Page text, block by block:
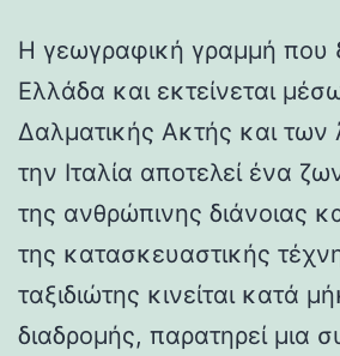
Η γεωγραφική γραμμή που
Ελλάδα και εκτείνεται
Δαλματικής Ακτής και των
την Ιταλία αποτελεί ένα
της ανθρώπινης διάνοιας
της κατασκευαστικής
ταξιδιώτης κινείται κατά
διαδρομής, παρατηρεί μια